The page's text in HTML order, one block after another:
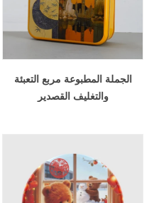
الجملة المطبوعة مربع التعبئة
والتغليف القصدير